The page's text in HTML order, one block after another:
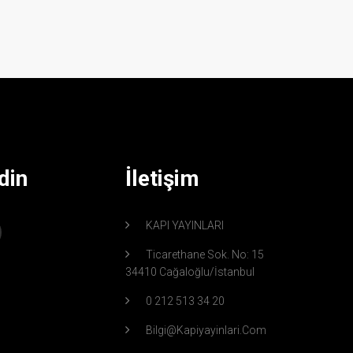
İletişim
KAPI YAYINLARI
Ticarethane Sok. No: 15
34410 Cağaloğlu/İstanbul
0 212 513 34 20
Bilgi@kapiyayinlari.com